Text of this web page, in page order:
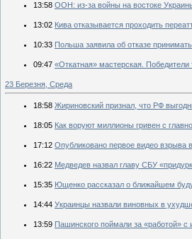
13:58 ООН: из-за войны на востоке
13:02 Кива отказывается проходить
10:33 Польша заявила об отказе
09:47 «Откатная» мастерская.
23 Березня, Среда
18:58 Жириновский признал, что РФ
18:05 Как воруют миллионы гривен с
17:12 Опубликовано первое видео взрыва
16:22 Медведев назвал главу СБУ
15:35 Ющенко рассказал о ближайшем
14:44 Украинцы назвали виновных в
13:59 Пашинского поймали за «работой»